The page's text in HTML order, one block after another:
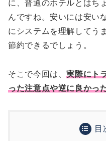
に、普通のホテルとはち
んですね。安いには安い
にシステムを理解してう
節約できるでしょう。
そこで今回は、実際にト
った注意点や逆に良かっ
目